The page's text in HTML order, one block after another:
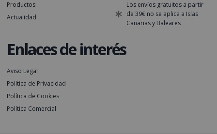
Productos
Actualidad
Los envíos gratuitos a partir
de 39€ no se aplica a Islas
Canarias y Baleares
Enlaces de interés
Aviso Legal
Política de Privacidad
Política de Cookies
Política Comercial